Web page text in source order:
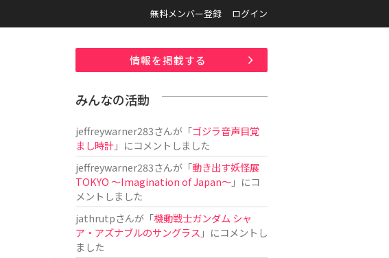
無料メンバー登録 ログイン
情報を掲載する
みんなの活動
jeffreywarner283さんが「ゴジラ音声目覚
まし時計」にコメントしました
jeffreywarner283さんが「動き出す妖怪展
TOKYO 〜Imagination of Japan〜」にコ
メントしました
jathrutpさんが「機動戦士ガンダム シャ
ア・アズナブルのサングラス 」にコメントし
ました